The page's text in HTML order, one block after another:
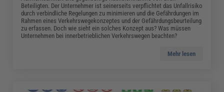
Beteiligten. Der Unternehmer ist seinerseits verpflichtet das Unfallrisiko
durch verbindliche Regelungen zu minimieren und die Gefährdungen im
Rahmen eines Verkehrswegekonzeptes und der Gefährdungsbeurteilung
zu erfassen. Doch wie sieht ein solches Konzept aus? Was müssen
Unternehmen bei innerbetrieblichen Verkehrswegen beachten?
Mehr lesen